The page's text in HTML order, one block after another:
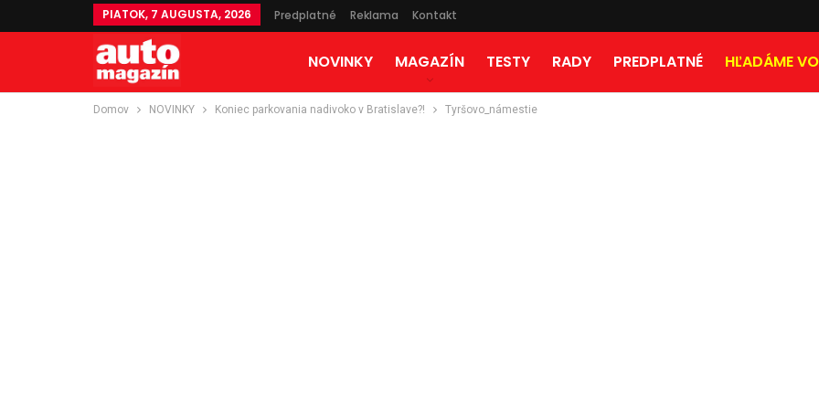
PIATOK, 7 AUGUSTA, 2026 Predplatné Reklama Kontakt
NOVINKY MAGAZÍN TESTY RADY PREDPLATNÉ HĽADÁME
Domov NOVINKY Koniec parkovania nadivoko v Bratislave?! Tyršovo_námestie